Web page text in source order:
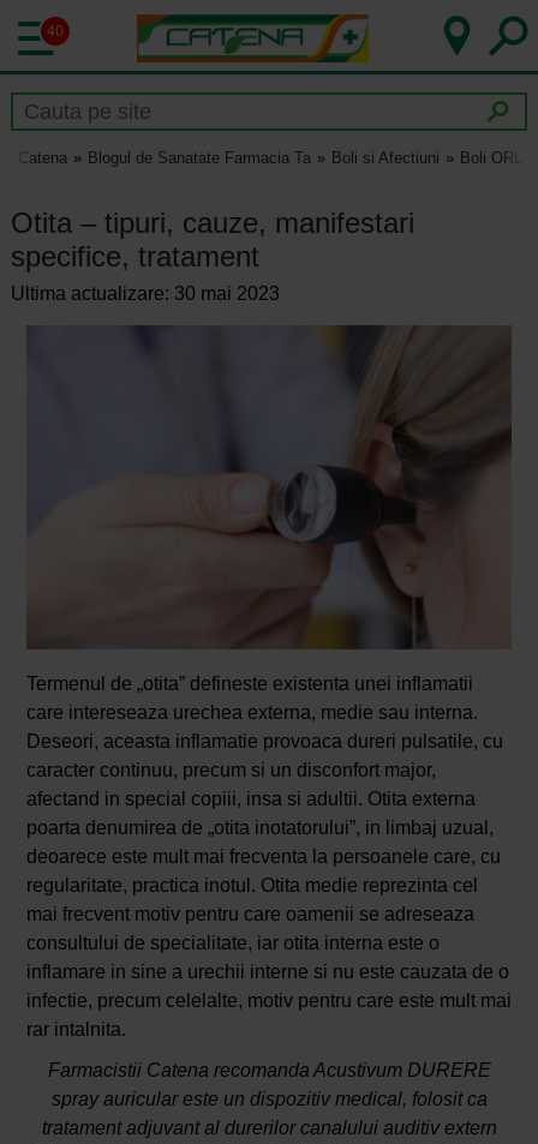
40
Catena Blogul de Sanatate Farmacia Ta Boli si Afectiuni Boli ORL
Otita – tipuri, cauze, manifestari
specifice, tratament
Ultima actualizare: 30 mai 2023
Termenul de „otita” defineste existenta unei inflamatii
care intereseaza urechea externa, medie sau interna.
Deseori, aceasta inflamatie provoaca dureri pulsatile, cu
caracter continuu, precum si un disconfort major,
afectand in special copiii, insa si adultii. Otita externa
poarta denumirea de „otita inotatorului”, in limbaj uzual,
deoarece este mult mai frecventa la persoanele care, cu
regularitate, practica inotul. Otita medie reprezinta cel
mai frecvent motiv pentru care oamenii se adreseaza
consultului de specialitate, iar otita interna este o
inflamare in sine a urechii interne si nu este cauzata de o
infectie, precum celelalte, motiv pentru care este mult mai
rar intalnita.
Farmacistii Catena recomanda Acustivum DURERE
spray auricular este un dispozitiv medical, folosit ca
tratament adjuvant al durerilor canalului auditiv extern